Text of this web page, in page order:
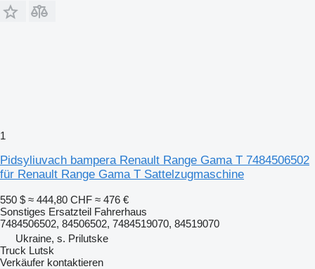
1
Pidsyliuvach bampera Renault Range Gama T 7484506502
für Renault Range Gama T Sattelzugmaschine
550 $ ≈ 444,80 CHF ≈ 476 €
Sonstiges Ersatzteil Fahrerhaus
7484506502, 84506502, 7484519070, 84519070
Ukraine, s. Prilutske
Truck Lutsk
Verkäufer kontaktieren